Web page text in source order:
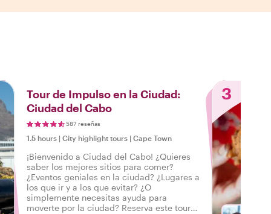
Tour de Impulso en la Ciudad:
Ciudad del Cabo
587 reseñas
1.5 hours | City highlight tours | Cape Town
¡Bienvenido a Ciudad del Cabo! ¿Quieres
saber los mejores sitios para comer?
¿Eventos geniales en la ciudad? ¿Lugares a
los que ir y a los que evitar? ¿O
simplemente necesitas ayuda para
moverte por la ciudad? Reserva este tour
3